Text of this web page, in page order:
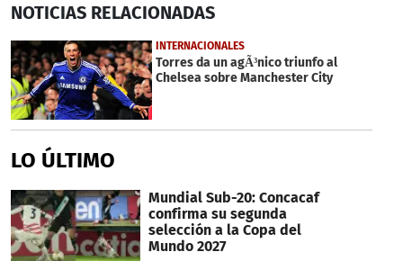
seconds
1
minute,
37
seconds
NOTICIAS RELACIONADAS
INTERNACIONALES
Torres da un agÃ³nico triunfo al
Chelsea sobre Manchester City
LO ÚLTIMO
Mundial Sub-20: Concacaf
confirma su segunda
selección a la Copa del
Mundo 2027